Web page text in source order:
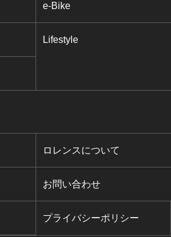
e-Bike
Lifestyle
ロレンスについて
お問い合わせ
プライバシーポリシー